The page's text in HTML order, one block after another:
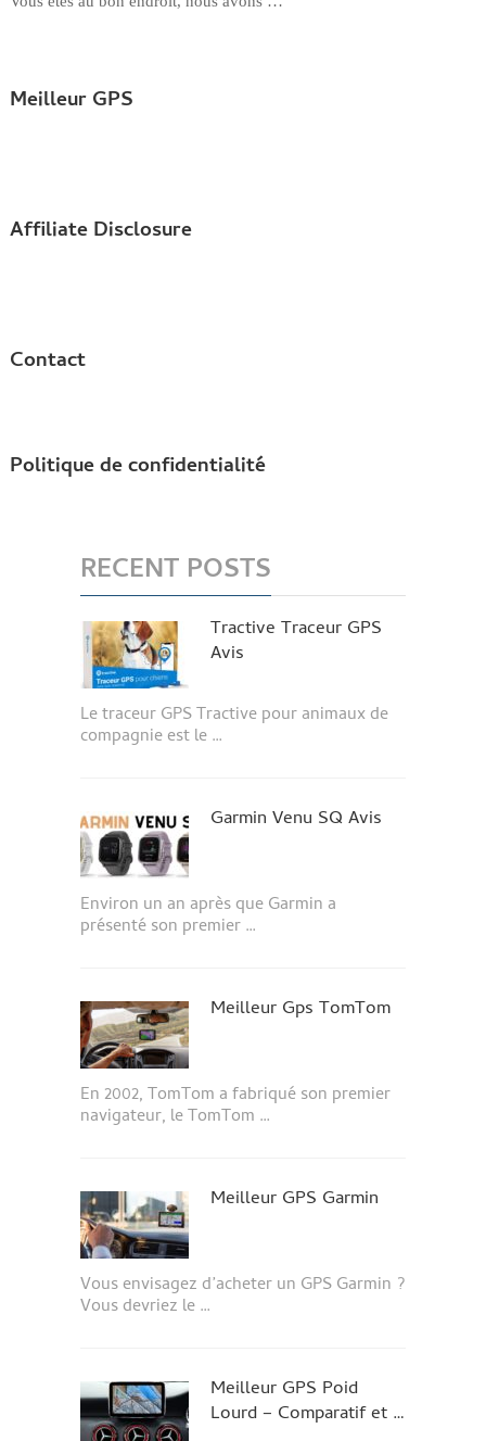
Meilleur GPS
Affiliate Disclosure
Contact
Politique de confidentialité
RECENT POSTS
Tractive Traceur GPS
Avis
Le traceur GPS Tractive pour animaux de
compagnie est le …
Garmin Venu SQ Avis
Environ un an après que Garmin a
présenté son premier …
Meilleur Gps TomTom
En 2002, TomTom a fabriqué son premier
navigateur, le TomTom …
Meilleur GPS Garmin
Vous envisagez d’acheter un GPS Garmin ?
Vous devriez le …
Meilleur GPS Poid
Lourd – Comparatif et …